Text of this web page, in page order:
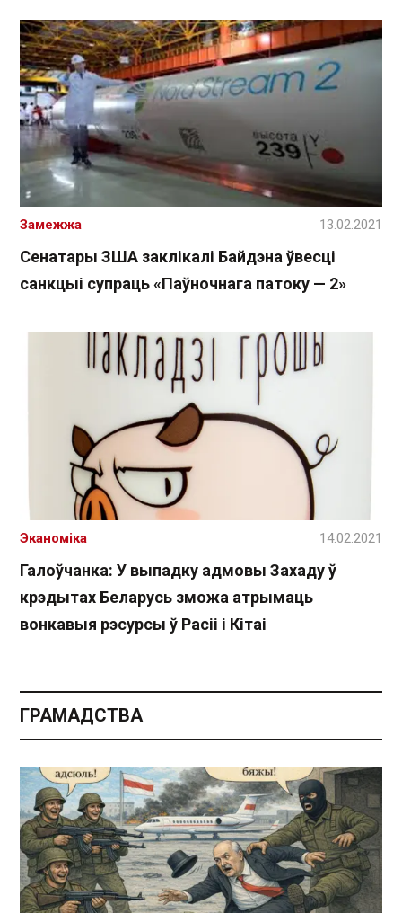
Сенатары ЗША заклікалі Байдэна ўвесці
санкцыі супраць «Паўночнага патоку — 2»
Замежжа 13.02.2021
Галоўчанка: У выпадку адмовы Захаду ў
крэдытах Беларусь зможа атрымаць
вонкавыя рэсурсы ў Расіі і Кітаі
Эканоміка 14.02.2021
ГРАМАДСТВА